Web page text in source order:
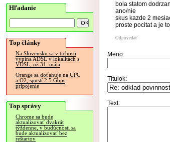
Hľadanie
Top články
Na Slovensku sa v tichosti
vypína ADSL v lokalitách s
VDSL, už 31. mája
Orange sa doťahuje na UPC
a O2, spustí 2.5 Gbps
pripojenie
Top správy
Chrome sa bude
aktualizovať dvakrát
týždenne, v budúcnosti sa
bude aktualizovať bez
reštartov
bola statom
ano/nie
skus kazde 2
proste pocitat a je
Odpovedať
Meno:
Titulok:
Text: